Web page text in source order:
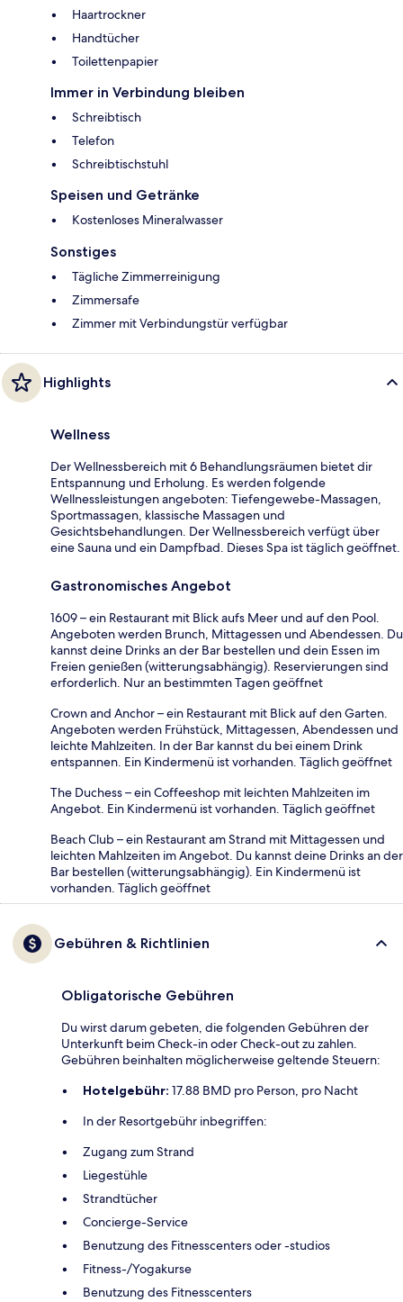
Haartrockner
Handtücher
Toilettenpapier
Immer in Verbindung bleiben
Schreibtisch
Telefon
Schreibtischstuhl
Speisen und Getränke
Kostenloses Mineralwasser
Sonstiges
Tägliche Zimmerreinigung
Zimmersafe
Zimmer mit Verbindungstür verfügbar
Highlights
Wellness
Der Wellnessbereich mit 6 Behandlungsräumen bietet dir
Entspannung und Erholung. Es werden folgende
Wellnessleistungen angeboten: Tiefengewebe-Massagen,
Sportmassagen, klassische Massagen und
Gesichtsbehandlungen. Der Wellnessbereich verfügt über
eine Sauna und ein Dampfbad. Dieses Spa ist täglich geöffnet.
Gastronomisches Angebot
1609 – ein Restaurant mit Blick aufs Meer und auf den Pool.
Angeboten werden Brunch, Mittagessen und Abendessen. Du
kannst deine Drinks an der Bar bestellen und dein Essen im
Freien genießen (witterungsabhängig). Reservierungen sind
erforderlich. Nur an bestimmten Tagen geöffnet
Crown and Anchor – ein Restaurant mit Blick auf den Garten.
Angeboten werden Frühstück, Mittagessen, Abendessen und
leichte Mahlzeiten. In der Bar kannst du bei einem Drink
entspannen. Ein Kindermenü ist vorhanden. Täglich geöffnet
The Duchess – ein Coffeeshop mit leichten Mahlzeiten im
Angebot. Ein Kindermenü ist vorhanden. Täglich geöffnet
Beach Club – ein Restaurant am Strand mit Mittagessen und
leichten Mahlzeiten im Angebot. Du kannst deine Drinks an der
Bar bestellen (witterungsabhängig). Ein Kindermenü ist
vorhanden. Täglich geöffnet
Gebühren & Richtlinien
Obligatorische Gebühren
Du wirst darum gebeten, die folgenden Gebühren der
Unterkunft beim Check-in oder Check-out zu zahlen.
Gebühren beinhalten möglicherweise geltende Steuern:
Hotelgebühr: 17.88 BMD pro Person, pro Nacht
In der Resortgebühr inbegriffen:
Zugang zum Strand
Liegestühle
Strandtücher
Concierge-Service
Benutzung des Fitnesscenters oder -studios
Fitness-/Yogakurse
Benutzung des Fitnesscenters